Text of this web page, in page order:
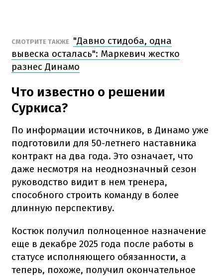
СМОТРИТЕ ТАКЖЕ "Давно стидоба, одна
вывеска осталась": Маркевич жестко
разнес Динамо
Что известно о решении
Суркиса?
По информации источников, в Динамо уже
подготовили для 50-летнего наставника
контракт на два года. Это означает, что
даже несмотря на неоднозначный сезон
руководство видит в нем тренера,
способного строить команду в более
длинную перспективу.
Костюк получил полноценное назначение
еще в декабре 2025 года после работы в
статусе исполняющего обязанности, а
теперь, похоже, получил окончательное